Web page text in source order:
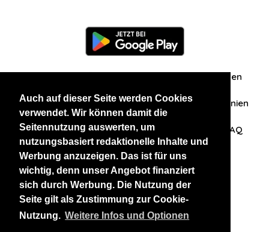
Auch auf dieser Seite werden Cookies
verwendet. Wir können damit die
Seitennutzung auswerten, um
nutzungsbasiert redaktionelle Inhalte und
Werbung anzuzeigen. Das ist für uns
wichtig, denn unser Angebot finanziert
sich durch Werbung. Die Nutzung der
Seite gilt als Zustimmung zur Cookie-
Nutzung. Weitere Infos und Optionen
Zuschriften/Erfahrungen
Datenschutzerklärung AGB Datenschutzrichtlinien
Nehmen Sie Kontakt mit uns auf FAQ
Unsere anderen Websites
BlackAndBeauties RussianKisses